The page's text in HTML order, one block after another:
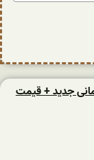
جدید + قیمت